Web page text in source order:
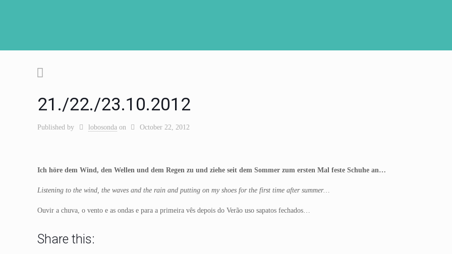
21./22./23.10.2012
Published by lobosonda on October 22, 2012
Ich höre dem Wind, den Wellen und dem Regen zu und ziehe seit dem Sommer zum ersten Mal feste Schuhe an…
Listening to the wind, the waves and the rain and putting on my shoes for the first time after summer…
Ouvir a chuva, o vento e as ondas e para a primeira vês depois do Verão uso sapatos fechados…
Share this: